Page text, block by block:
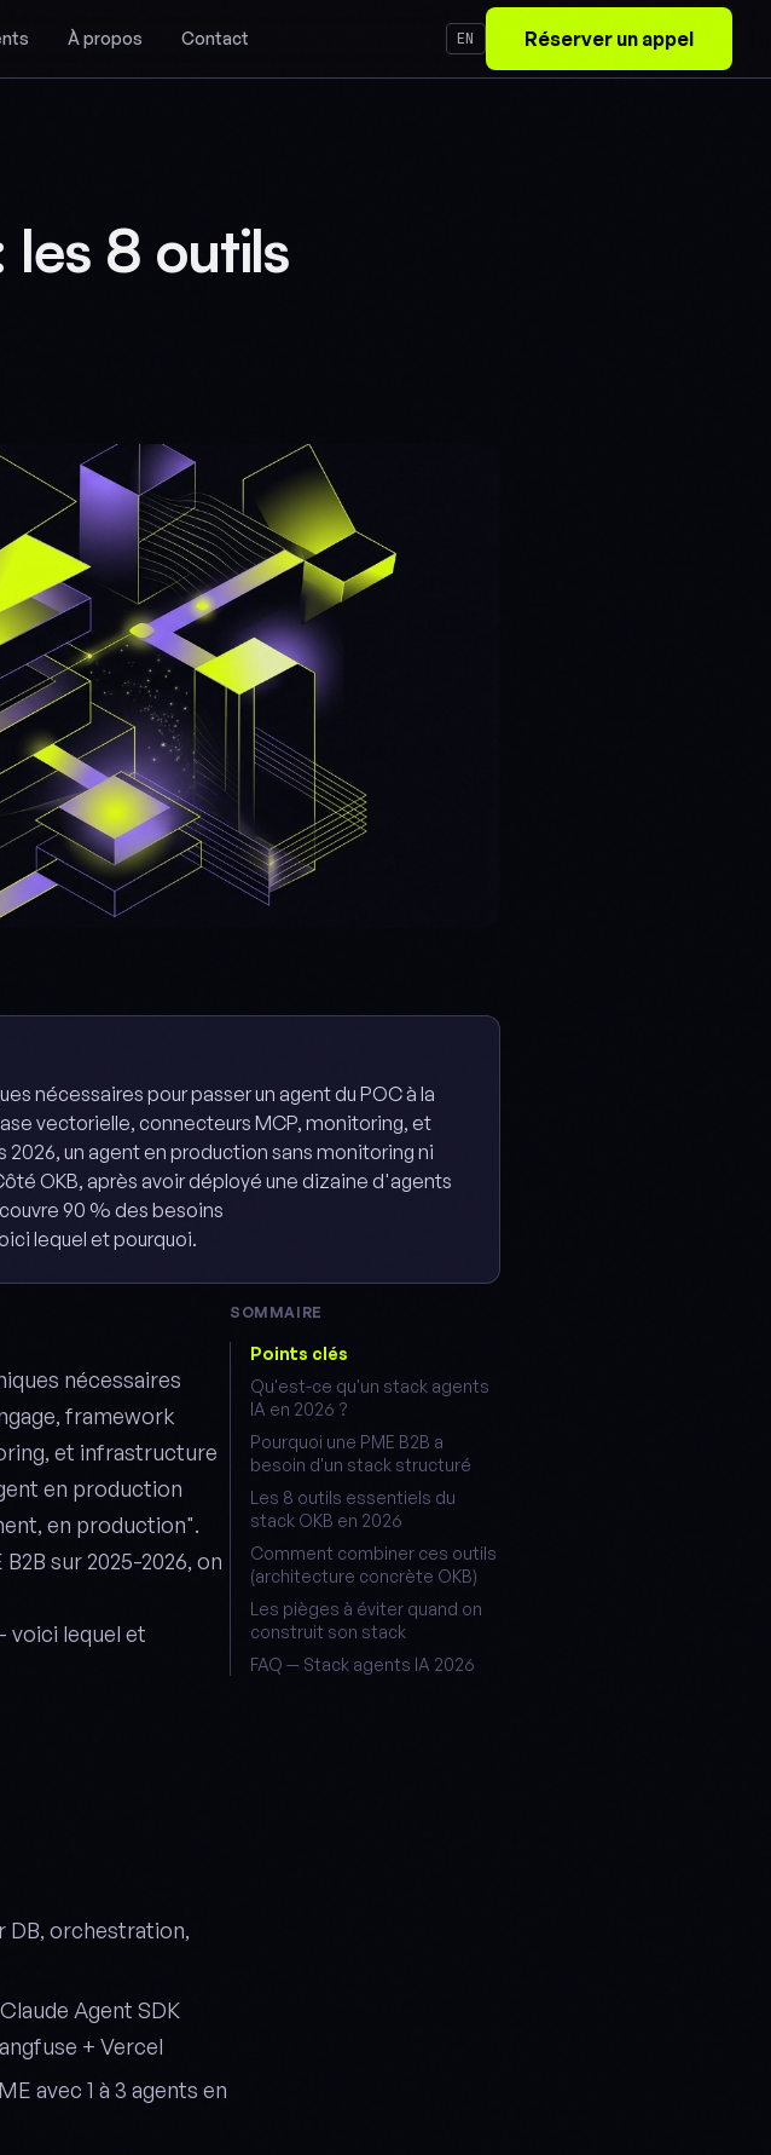
À propos Contact EN Réserver un appel
8 outils
nécessaires pour passer un agent du POC à la
vectorielle, connecteurs MCP, monitoring, et
un agent en production sans monitoring ni
OKB, après avoir déployé une dizaine d'agents
90 % des besoins
lequel et pourquoi.
nécessaires
framework
et infrastructure
en production
en production".
sur 2025-2026, on
voici lequel et
DB, orchestration,
Agent SDK
+ Vercel
avec 1 à 3 agents en
SOMMAIRE
Points clés
Qu'est-ce qu'un stack agents
IA en 2026 ?
Pourquoi une PME B2B a
besoin d'un stack structuré
Les 8 outils essentiels du
stack OKB en 2026
Comment combiner ces outils
(architecture concrète OKB)
Les pièges à éviter quand on
construit son stack
FAQ — Stack agents IA 2026